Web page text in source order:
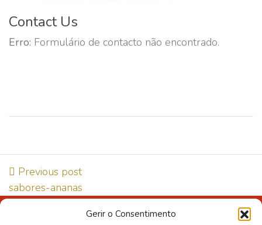
Gerir o Consentimento
Contact Us
Erro: Formulário de contacto não encontrado.
Previous post
sabores-ananas